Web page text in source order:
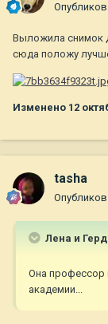
Выложила снимок
сюда положу
Изменено 12
tasha
Лена и
Она профессор
академии...